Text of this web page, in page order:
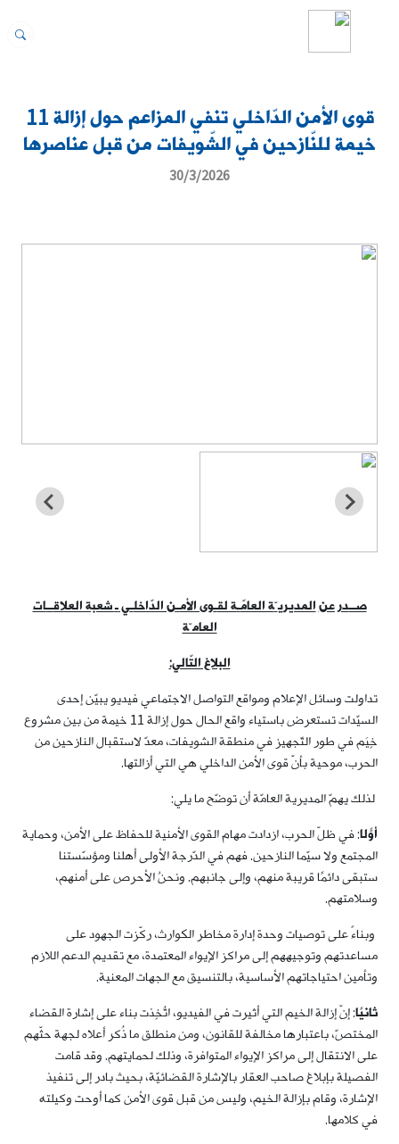
قوى الأمن الدّاخلي تنفي المزاعم حول إزالة 11
خيمة للنّازحين في الشّويفات من قبل عناصرها
30/3/2026
صــدر عنالمديريـّة العامّـة لقـوى الأمـن الدّاخلـيـشعبة العلاقــات
العامـّة
البلاغ التّالي:
تداولت وسائل الإعلام ومواقع التواصل الاجتماعي فيديو يبيّن إحدى
السيّدات تستعرض باستياء واقع الحال حول إزالة 11 خيمة من بين مشروع
خِيَم في طور التّجهيز في منطقة الشويفات، معدّ لاستقبال النازحين من
الحرب، موحية بأنّ قوى الأمن الداخلي هي التي أزالتها.
لذلك يهمّ المديرية العامّة أن توضّح ما يلي:
أوّلًا: في ظلّ الحرب، ازدادت مهام القوى الأمنية للحفاظ على الأمن، وحماية
المجتمع ولا سيّما النازحين. فهم في الدّرجة الأولى أهلنا ومؤسّستنا
ستبقى دائمًا قريبة منهم، وإلى جانبهم. ونحنُ الأحرص على أمنهم،
وسلامتهم.
وبناءً على توصيات وحدة إدارة مخاطر الكوارث، ركّزت الجهود على
مساعدتهم وتوجيههم إلى مراكز الإيواء المعتمدة، مع تقديم الدعم اللازم
وتأمين احتياجاتهم الأساسية، بالتنسيق مع الجهات المعنية.
ثانيًا: إنّ إزالة الخيم التي أثيرت في الفيديو، اتُّخِذت بناء على إشارة القضاء
المختصّ، باعتبارها مخالفة للقانون، ومن منطلق ما ذُكر أعلاه لجهة حثّهم
على الانتقال إلى مراكز الإيواء المتوافرة، وذلك لحمايتهم. وقد قامت
الفصيلة بإبلاغ صاحب العقار بالإشارة القضائيّة، بحيث بادر إلى تنفيذ
الإشارة، وقام بإزالة الخيم، وليس من قبل قوى الأمن كما أوحت وكيلته
في كلامها.